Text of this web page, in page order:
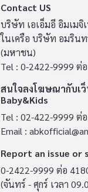
Contact US
บริษัท เอเอ็มอี อิมเมจิ
ในเครือ บริษัท อมรินท
(มหาชน)
Tel : 0-2422-9999 ต่
สนใจลงโฆษณากับเ
Baby&Kids
Tel : 02-422-9999 ต่
Email :
Report an issue or
0-2422-9999 ต่อ
(จันทร์ - ศุกร์ เวลา